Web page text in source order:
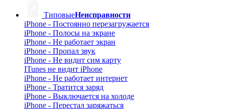
ТиповыеНеисправности
iPhone - Постоянно перезагружается
iPhone - Полосы на экране
iPhone - Не работает экран
iPhone - Пропал звук
iPhone - Не видит сим карту
ITunes не видит iPhone
iPhone - Не работает интернет
iPhone - Тратится заряд
iPhone - Выключается на холоде
iPhone - Перестал заряжаться